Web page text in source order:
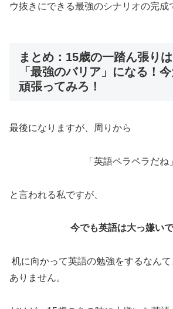
ウ抜きにできる最強のシナリオの完成
まとめ：15歳の一踏ん張り
「最強のバリア」になる！
頑張ってみろ！
最後になりますが、周りから
「英語ペラペラだね」
と言われる私ですが、
今でも英語は大っ嫌いで
机に向かって英語の勉強をするなんて
ありません。